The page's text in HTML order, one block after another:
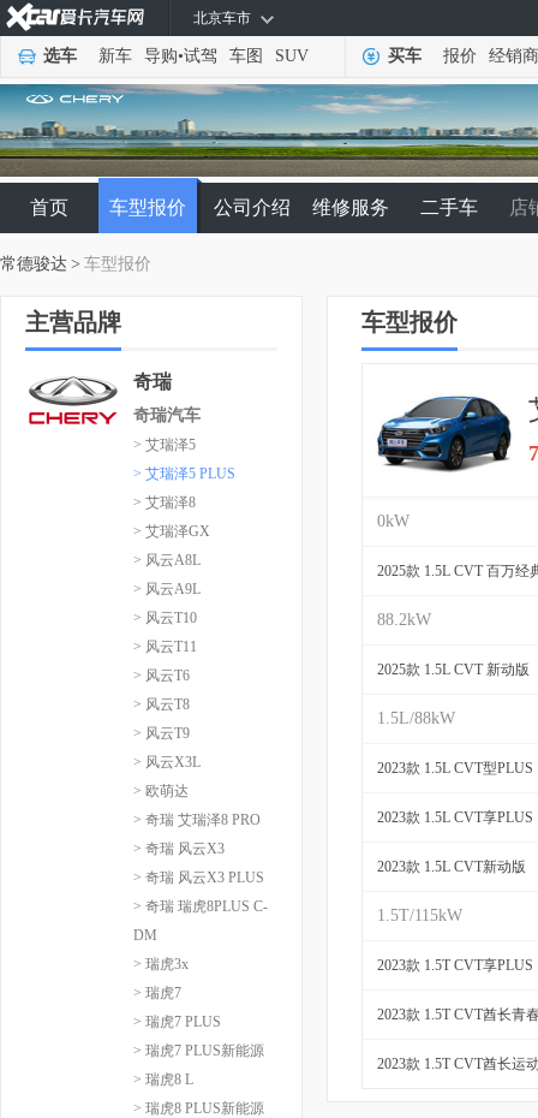
北京车市
选车 新车 导购•试驾 车图 SUV 买车 报价 经销商
首页 车型报价 公司介绍 维修服务 二手车 店
常德骏达 > 车型报价
主营品牌
奇瑞
奇瑞汽车
> 艾瑞泽5
> 艾瑞泽5 PLUS
> 艾瑞泽8
> 艾瑞泽GX
> 风云A8L
> 风云A9L
> 风云T10
> 风云T11
> 风云T6
> 风云T8
> 风云T9
> 风云X3L
> 欧萌达
> 奇瑞 艾瑞泽8 PRO
> 奇瑞 风云X3
> 奇瑞 风云X3 PLUS
> 奇瑞 瑞虎8PLUS C-
DM
> 瑞虎3x
> 瑞虎7
> 瑞虎7 PLUS
> 瑞虎7 PLUS新能源
> 瑞虎8 L
> 瑞虎8 PLUS新能源
车型报价
0kW
2025款 1.5L CVT 百万经
88.2kW
2025款 1.5L CVT 新动版
1.5L/88kW
2023款 1.5L CVT型PLUS
2023款 1.5L CVT享PLUS
2023款 1.5L CVT新动版
1.5T/115kW
2023款 1.5T CVT享PLUS
2023款 1.5T CVT酋长青
2023款 1.5T CVT酋长运